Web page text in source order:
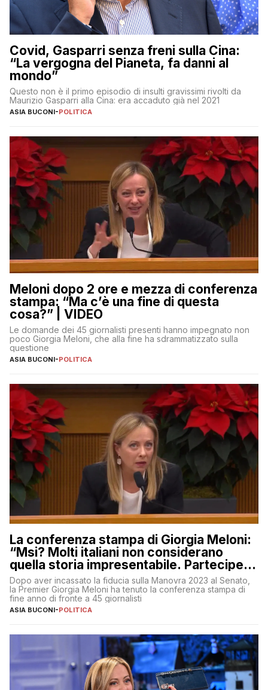
Covid, Gasparri senza freni sulla Cina:
“La vergogna del Pianeta, fa danni al
mondo”
Questo non è il primo episodio di insulti gravissimi rivolti da
Maurizio Gasparri alla Cina: era accaduto già nel 2021
ASIA BUCONI-POLITICA
Meloni dopo 2 ore e mezza di conferenza
stampa: “Ma c’è una fine di questa
cosa?” | VIDEO
Le domande dei 45 giornalisti presenti hanno impegnato non
poco Giorgia Meloni, che alla fine ha sdrammatizzato sulla
questione
ASIA BUCONI-POLITICA
La conferenza stampa di Giorgia Meloni:
“Msi? Molti italiani non considerano
quella storia impresentabile. Parteciperò
al 25 aprile”
Dopo aver incassato la fiducia sulla Manovra 2023 al Senato,
la Premier Giorgia Meloni ha tenuto la conferenza stampa di
fine anno di fronte a 45 giornalisti
ASIA BUCONI-POLITICA